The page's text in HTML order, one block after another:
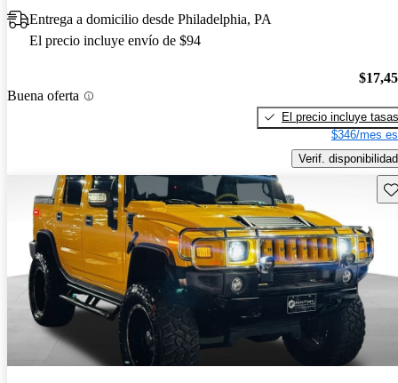
Entrega a domicilio desde Philadelphia, PA
El precio incluye envío de $94
Buena oferta
El precio incluye tasas
$346/mes
Verif. disponibilidad